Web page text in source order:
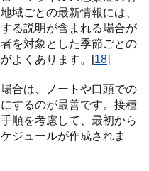
域ごとの最新情報には、
る説明が含まれる場合が
を対象とした季節ごとの
よくあります。[18]
合は、ノートや口頭での
するのが最善です。接種
順を考慮して、最初から
ジュールが作成されま